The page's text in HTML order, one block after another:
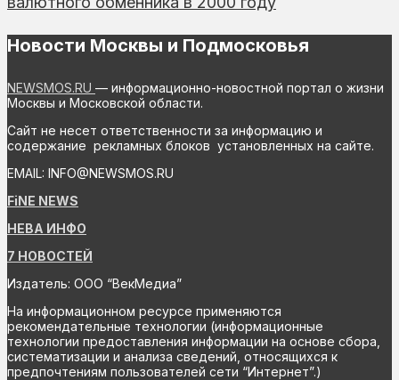
Новости Москвы и Подмосковья
NEWSMOS.RU — информационно-новостной портал о жизни
Москвы и Московской области.
Сайт не несет ответственности за информацию и
содержание рекламных блоков установленных на сайте.
EMAIL: INFO@NEWSMOS.RU
FiNE NEWS
НЕВА ИНФО
7 НОВОСТЕЙ
Издатель: ООО “ВекМедиа”
На информационном ресурсе применяются
рекомендательные технологии (информационные
технологии предоставления информации на основе сбора,
систематизации и анализа сведений, относящихся к
предпочтениям пользователей сети “Интернет”.)